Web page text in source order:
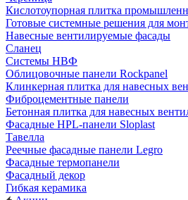
Кислотоупорная плитка
Готовые системные решения для
Навесные вентилируемые фасады
Сланец
Системы НВФ
Облицовочные панели Rockpanel
Клинкерная плитка для навесных
Фиброцементные панели
Бетонная плитка для навесных
Фасадные HPL-панели Sloplast
Тавелла
Реечные фасадные панели Legro
Фасадные термопанели
Фасадный декор
Гибкая керамика